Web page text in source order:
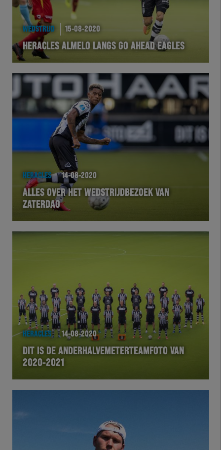
WEDSTRIJD 15-08-2020
HERACLES ALMELO LANGS GO AHEAD EAGLES
HERACLES 14-08-2020
ALLES OVER HET WEDSTRIJDBEZOEK VAN
ZATERDAG
HERACLES 14-08-2020
DIT IS DE ANDERHALVEMETERTEAMFOTO VAN
2020-2021